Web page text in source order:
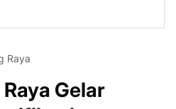
Raya
Gelar